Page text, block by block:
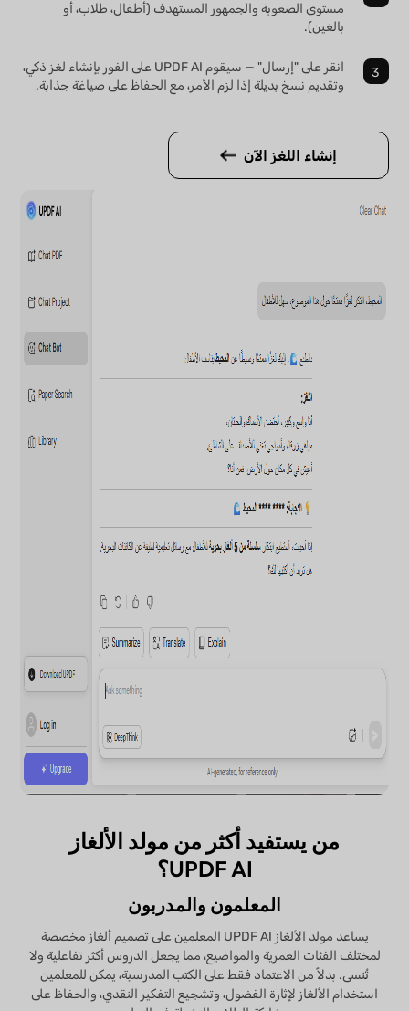
مستوى الصعوبة والجمهور المستهدف (أطفال، طلاب، أو
بالغين).
انقر على "إرسال" — سيقوم UPDF AI على الفور بإنشاء لغز ذكي،
وتقديم نسخ بديلة إذا لزم الأمر، مع الحفاظ على صياغة جذابة.
إنشاء اللغز الآن
من يستفيد أكثر من مولد الألغاز
UPDF AI؟
المعلمون والمدربون
يساعد مولد الألغاز UPDF AI المعلمين على تصميم ألغاز مخصصة
لمختلف الفئات العمرية والمواضيع، مما يجعل الدروس أكثر تفاعلية ولا
تُنسى. بدلاً من الاعتماد فقط على الكتب المدرسية، يمكن للمعلمين
استخدام الألغاز لإثارة الفضول، وتشجيع التفكير النقدي، والحفاظ على